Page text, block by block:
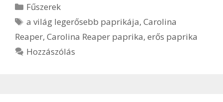
Kategória
Fűszerek
Címkék
a világ legerősebb paprikája,Carolina
Reaper, Carolina Reaper paprika, erős paprika
Hozzászólás